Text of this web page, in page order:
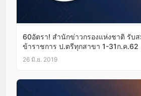
60อัตรา! สำนักข่าวกรองแห่งชาติ รับ
ข้าราชการ ป.ตรีทุกสาขา 1-31ก.ค.62
26 มิ.ย. 2019